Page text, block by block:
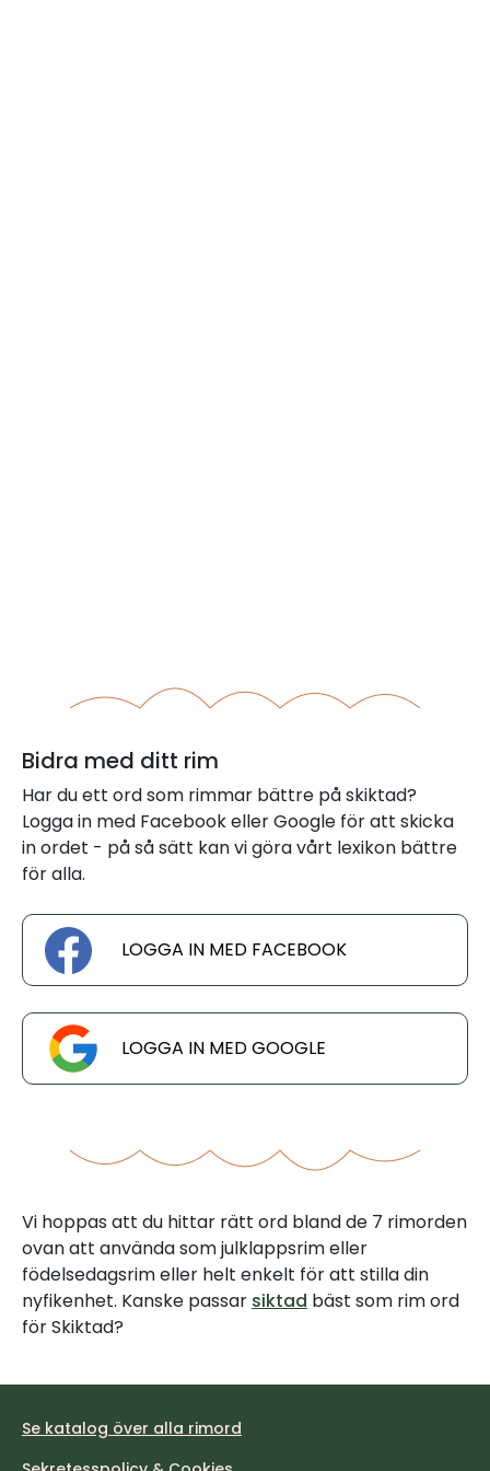
Bidra med ditt rim
Har du ett ord som rimmar bättre på skiktad?
Logga in med Facebook eller Google för att skicka
in ordet - på så sätt kan vi göra vårt lexikon bättre
för alla.
LOGGA IN MED FACEBOOK
LOGGA IN MED GOOGLE
Vi hoppas att du hittar rätt ord bland de 7 rimorden
ovan att använda som julklappsrim eller
födelsedagsrim eller helt enkelt för att stilla din
nyfikenhet. Kanske passar siktad bäst som rim ord
för Skiktad?
Se katalog över alla rimord